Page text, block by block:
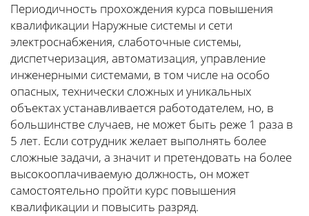
Периодичность прохождения курса повышения
квалификации Наружные системы и сети
электроснабжения, слаботочные системы,
диспетчеризация, автоматизация, управление
инженерными системами, в том числе на особо
опасных, технически сложных и уникальных
объектах устанавливается работодателем, но, в
большинстве случаев, не может быть реже 1 раза в
5 лет. Если сотрудник желает выполнять более
сложные задачи, а значит и претендовать на более
высокооплачиваемую должность, он может
самостоятельно пройти курс повышения
квалификации и повысить разряд.